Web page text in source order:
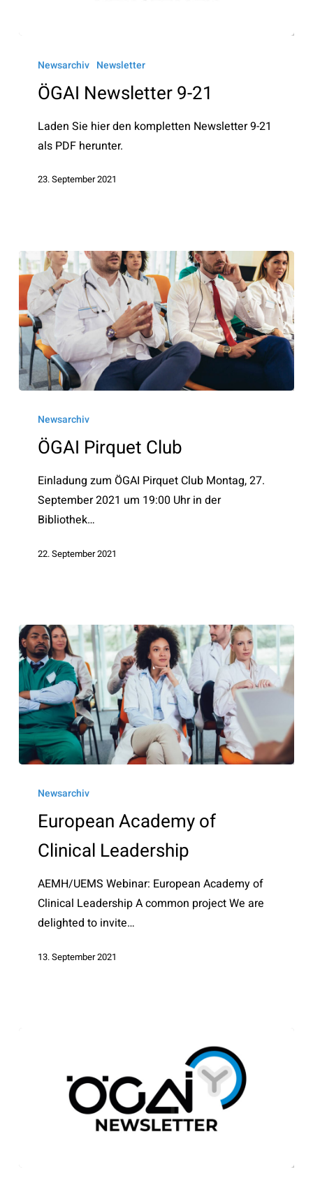
Newsletter
Newsarchiv Newsletter
ÖGAI Newsletter 9-21
Laden Sie hier den kompletten Newsletter 9-21
als PDF herunter.
23. September 2021
Pirquet
Club
Newsarchiv
ÖGAI Pirquet Club
Einladung zum ÖGAI Pirquet Club Montag, 27.
September 2021 um 19:00 Uhr in der
Bibliothek…
22. September 2021
Academy
Clinical
Leadership
Newsarchiv
European Academy of
Clinical Leadership
AEMH/UEMS Webinar: European Academy of
Clinical Leadership A common project We are
delighted to invite…
13. September 2021